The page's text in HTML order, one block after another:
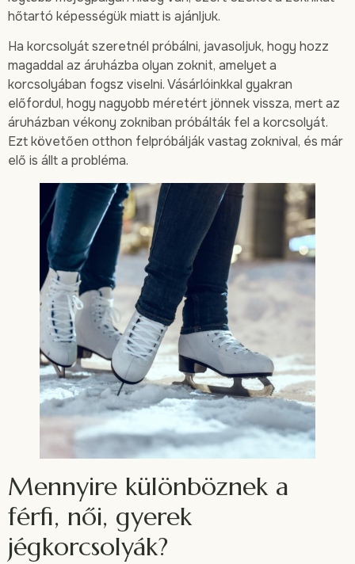
hőtartó képességük miatt is ajánljuk.
Ha korcsolyát szeretnél próbálni, javasoljuk, hogy hozz
magaddal az áruházba olyan zoknit, amelyet a
korcsolyában fogsz viselni. Vásárlóinkkal gyakran
előfordul, hogy nagyobb méretért jönnek vissza, mert az
áruházban vékony zokniban próbálták fel a korcsolyát.
Ezt követően otthon felpróbálják vastag zoknival, és már
elő is állt a probléma.
Mennyire különböznek a
férfi, női, gyerek
jégkorcsolyák?